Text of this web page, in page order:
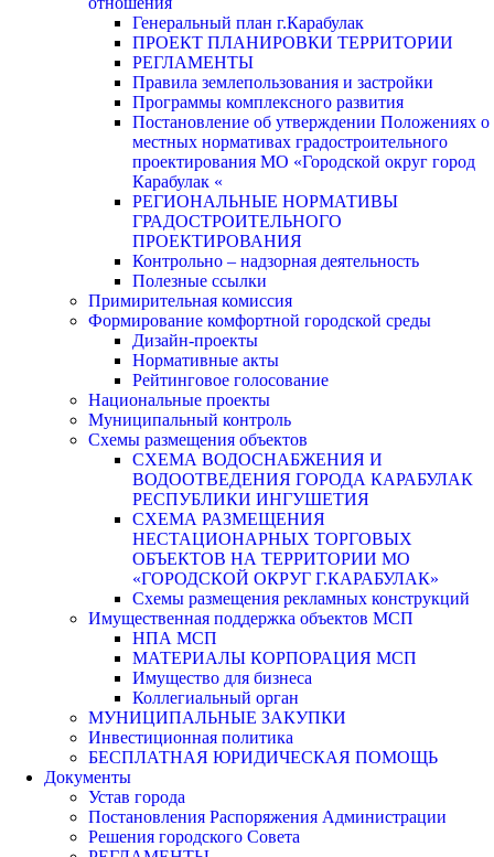
Генеральный план г.Карабулак
ПРОЕКТ ПЛАНИРОВКИ ТЕРРИТОРИИ
РЕГЛАМЕНТЫ
Правила землепользования и застройки
Программы комплексного развития
Постановление об утверждении Положениях о
местных нормативах градостроительного
проектирования МО «Городской округ город
Карабулак «
РЕГИОНАЛЬНЫЕ НОРМАТИВЫ
ГРАДОСТРОИТЕЛЬНОГО
ПРОЕКТИРОВАНИЯ
Контрольно – надзорная деятельность
Полезные ссылки
Примирительная комиссия
Формирование комфортной городской среды
Дизайн-проекты
Нормативные акты
Рейтинговое голосование
Национальные проекты
Муниципальный контроль
Схемы размещения объектов
СХЕМА ВОДОСНАБЖЕНИЯ И
ВОДООТВЕДЕНИЯ ГОРОДА КАРАБУЛАК
РЕСПУБЛИКИ ИНГУШЕТИЯ
СХЕМА РАЗМЕЩЕНИЯ
НЕСТАЦИОНАРНЫХ ТОРГОВЫХ
ОБЪЕКТОВ НА ТЕРРИТОРИИ МО
«ГОРОДСКОЙ ОКРУГ Г.КАРАБУЛАК»
Схемы размещения рекламных конструкций
Имущественная поддержка объектов МСП
НПА МСП
МАТЕРИАЛЫ КОРПОРАЦИЯ МСП
Имущество для бизнеса
Коллегиальный орган
МУНИЦИПАЛЬНЫЕ ЗАКУПКИ
Инвестиционная политика
БЕСПЛАТНАЯ ЮРИДИЧЕСКАЯ ПОМОЩЬ
Документы
Устав города
Постановления Распоряжения Администрации
Решения городского Совета